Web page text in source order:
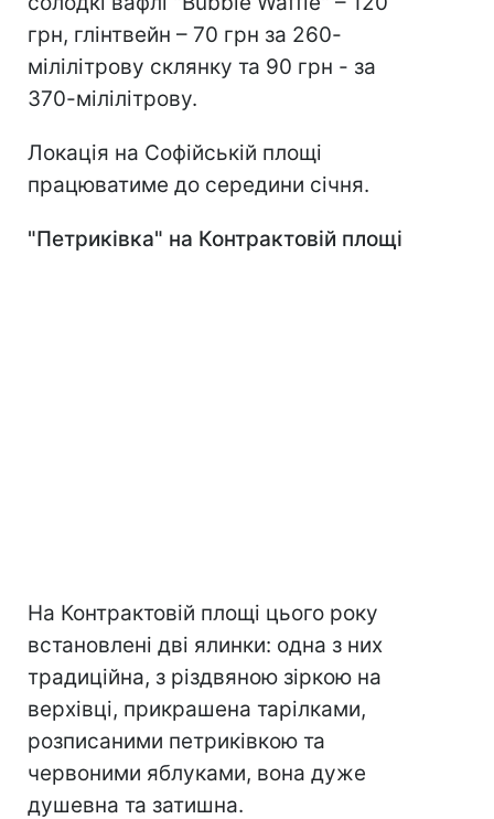
грн, глінтвейн – 70 грн за 260-
мілілітрову склянку та 90 грн - за
370-мілілітрову.
Локація на Софійській площі
працюватиме до середини січня.
"Петриківка" на Контрактовій площі
На Контрактовій площі цього року
встановлені дві ялинки: одна з них
традиційна, з різдвяною зіркою на
верхівці, прикрашена тарілками,
розписаними петриківкою та
червоними яблуками, вона дуже
душевна та затишна.